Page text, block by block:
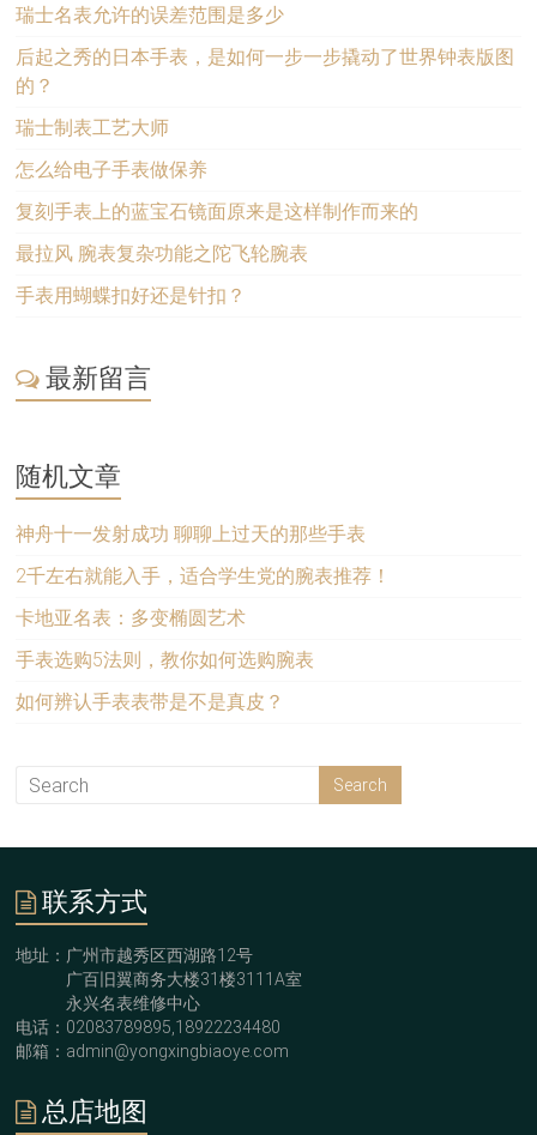
瑞士名表允许的误差范围是多少
后起之秀的日本手表，是如何一步一步撬动了世界钟表版图
的？
瑞士制表工艺大师
怎么给电子手表做保养
复刻手表上的蓝宝石镜面原来是这样制作而来的
最拉风 腕表复杂功能之陀飞轮腕表
手表用蝴蝶扣好还是针扣？
最新留言
随机文章
神舟十一发射成功 聊聊上过天的那些手表
2千左右就能入手，适合学生党的腕表推荐！
卡地亚名表：多变椭圆艺术
手表选购5法则，教你如何选购腕表
如何辨认手表表带是不是真皮？
联系方式
地址：广州市越秀区西湖路12号
广百旧翼商务大楼31楼3111A室
永兴名表维修中心
电话：02083789895,18922234480
邮箱：admin@yongxingbiaoye.com
总店地图